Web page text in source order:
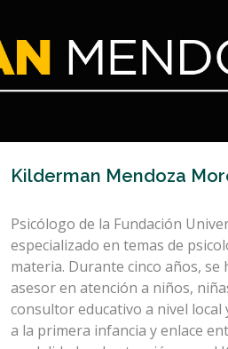
Kilderman Mendoza
Psicólogo de la Fundación
especializado en temas de
materia. Durante cinco años, se
asesor en atención a niños,
consultor educativo a nivel
a la primera infancia y enlace